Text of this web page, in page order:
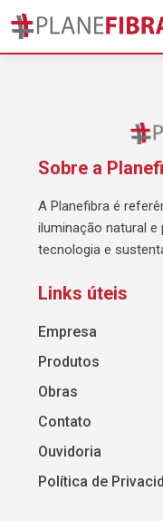
Sobre a
A Planefibra é
iluminação natural e
tecnologia e
Links úteis
Empresa
Produtos
Obras
Contato
Ouvidoria
Política de